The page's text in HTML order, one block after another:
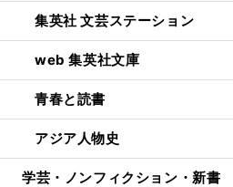
集英社 文芸ステーション
web 集英社文庫
青春と読書
アジア人物史
学芸・ノンフィクション・新書